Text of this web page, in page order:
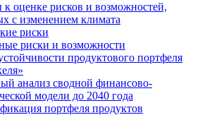
оценке рисков и возможностей,
с изменением климата
риски
риски и возможности
продуктового портфеля
анализ сводной финансово-
модели до 2040 года
портфеля продуктов